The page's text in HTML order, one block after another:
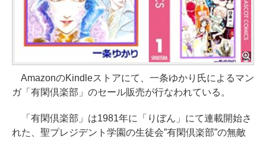
AmazonのKindleストアにて、一条ゆかり氏によるマン
ガ「有閑倶楽部」のセール販売が行なわれている。
「有閑倶楽部」は1981年に「りぼん」にて連載開始さ
れた、聖プレジデント学園の生徒会”有閑倶楽部”の無敵